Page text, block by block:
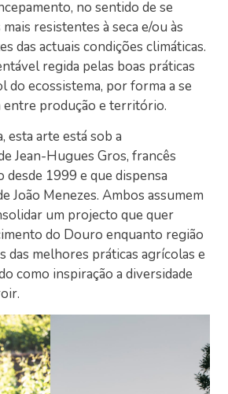
no sentido de se
resistentes à seca e/ou às
das actuais condições climáticas.
regida pelas boas práticas
do ecossistema, por forma a se
entre produção e território.
esta arte está sob a
Jean-Hugues Gros, francês
desde 1999 e que dispensa
João Menezes. Ambos assumem
um projecto que quer
do Douro enquanto região
das melhores práticas agrícolas e
como inspiração a diversidade